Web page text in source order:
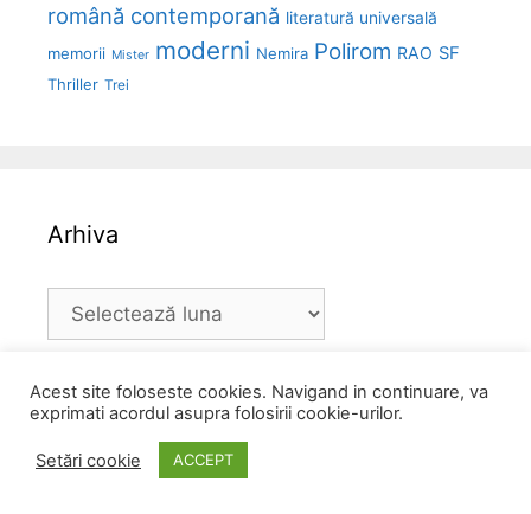
română contemporană literatură universală
memorii Mister moderni Nemira Polirom RAO SF
Thriller Trei
Arhiva
Arhiva
Caută un citat:
Acest site foloseste cookies. Navigand in continuare, va
exprimati acordul asupra folosirii cookie-urilor.
Setări cookie ACCEPT